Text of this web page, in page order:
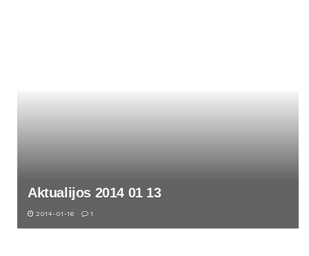
Aktualijos 2014 01 13
2014-01-16 1